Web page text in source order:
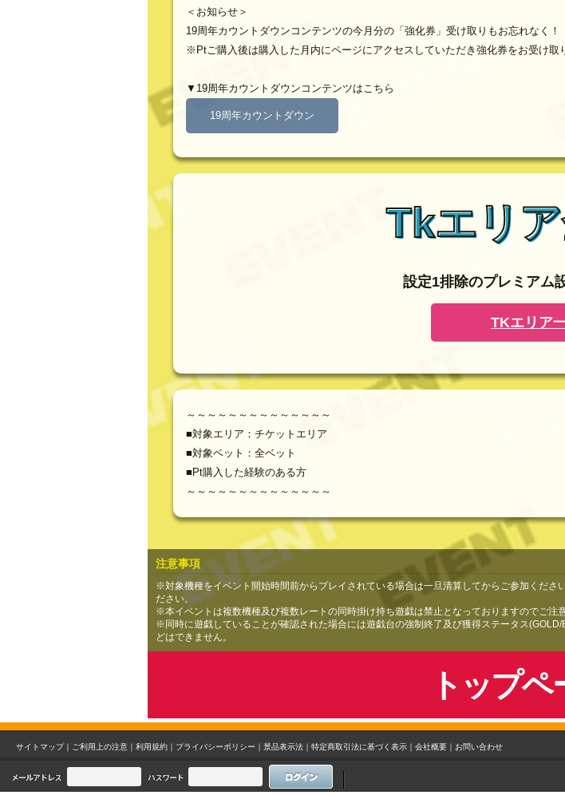
＜お知らせ＞
19周年カウントダウンコンテンツの今月分の「強化券」受け取りもお忘れなく！
※Ptご購入後は購入した月内にページにアクセスしていただき強化券をお受け取
▼19周年カウントダウンコンテンツはこちら
19周年カウントダウン
Tkエリ
設定1排除のプレミアム
TKエリア
～～～～～～～～～～～～～～
■対象エリア：チケットエリア
■対象ベット：全ベット
■Pt購入した経験のある方
～～～～～～～～～～～～～～
注意事項
※対象機種をイベント開始時間前からプレイされている場合は一旦清算してからご参加くだ
ださい。
※本イベントは複数機種及び複数レートの同時掛け持ち遊戯は禁止となっておりますのでご注意
※同時に遊戯していることが確認された場合には遊戯台の強制終了及び獲得ステータス
どはできません。
トップ
サイトマップ｜ ご利用上の注意｜ 利用規約｜ プライバシーポリシー｜ 景品表示法｜ 特定商取引法に基づく表示｜ 会社概要｜ お問い合わせ